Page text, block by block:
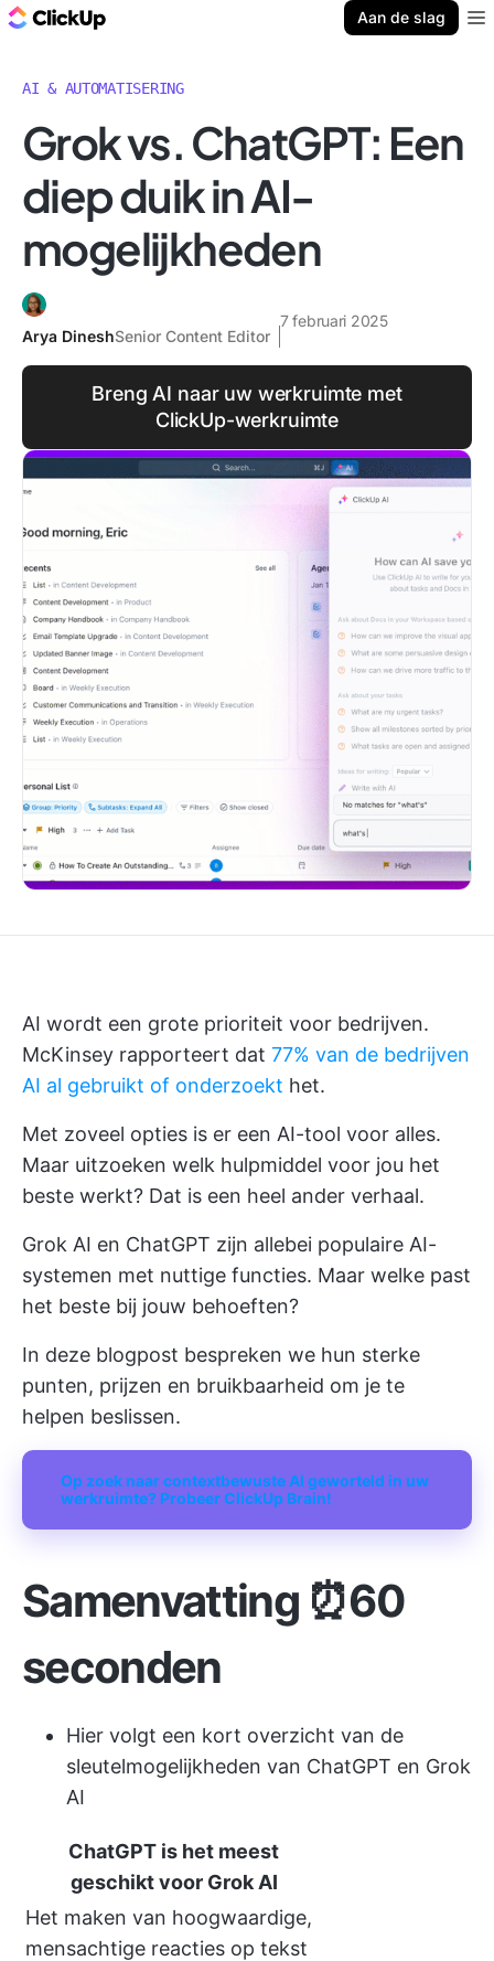
Aan de slag
AI & AUTOMATISERING
Grok vs. ChatGPT: Een
diep duik in AI-
mogelijkheden
Arya DineshSenior Content Editor
7 februari 2025
Breng AI naar uw werkruimte met
ClickUp-werkruimte
AI wordt een grote prioriteit voor bedrijven.
McKinsey rapporteert dat 77% van de bedrijven
AI al gebruikt of onderzoekt het.
Met zoveel opties is er een AI-tool voor alles.
Maar uitzoeken welk hulpmiddel voor jou het
beste werkt? Dat is een heel ander verhaal.
Grok AI en ChatGPT zijn allebei populaire AI-
systemen met nuttige functies. Maar welke past
het beste bij jouw behoeften?
In deze blogpost bespreken we hun sterke
punten, prijzen en bruikbaarheid om je te
helpen beslissen.
Op zoek naar contextbewuste AI geworteld in uw
werkruimte? Probeer ClickUp Brain!
Samenvatting ⏰60
seconden
Hier volgt een kort overzicht van de
sleutelmogelijkheden van ChatGPT en Grok
AI
ChatGPT is het meest
geschikt voor Grok AI
Het maken van hoogwaardige,
mensachtige reacties op tekst